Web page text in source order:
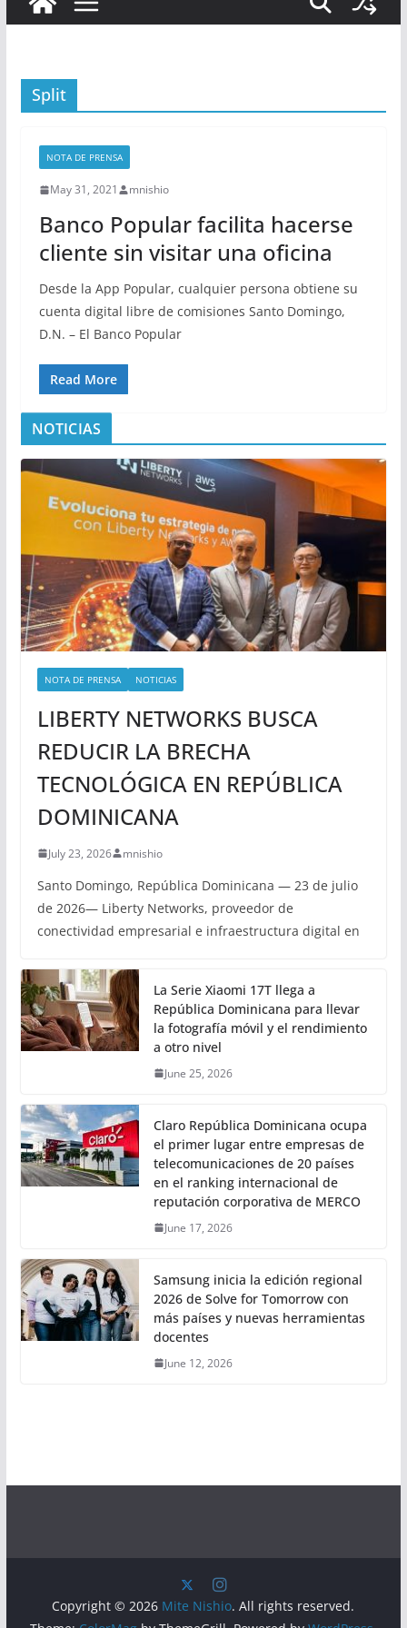
Split
NOTA DE PRENSA
May 31, 2021 mnishio
Banco Popular facilita hacerse
cliente sin visitar una oficina
Desde la App Popular, cualquier persona obtiene su
cuenta digital libre de comisiones Santo Domingo,
D.N. – El Banco Popular
Read More
NOTICIAS
NOTA DE PRENSA NOTICIAS
LIBERTY NETWORKS BUSCA
REDUCIR LA BRECHA
TECNOLÓGICA EN REPÚBLICA
DOMINICANA
July 23, 2026 mnishio
Santo Domingo, República Dominicana — 23 de julio
de 2026— Liberty Networks, proveedor de
conectividad empresarial e infraestructura digital en
La Serie Xiaomi 17T llega a
República Dominicana para llevar
la fotografía móvil y el rendimiento
a otro nivel
June 25, 2026
Claro República Dominicana ocupa
el primer lugar entre empresas de
telecomunicaciones de 20 países
en el ranking internacional de
reputación corporativa de MERCO
June 17, 2026
Samsung inicia la edición regional
2026 de Solve for Tomorrow con
más países y nuevas herramientas
docentes
June 12, 2026
Copyright © 2026 Mite Nishio. All rights reserved.